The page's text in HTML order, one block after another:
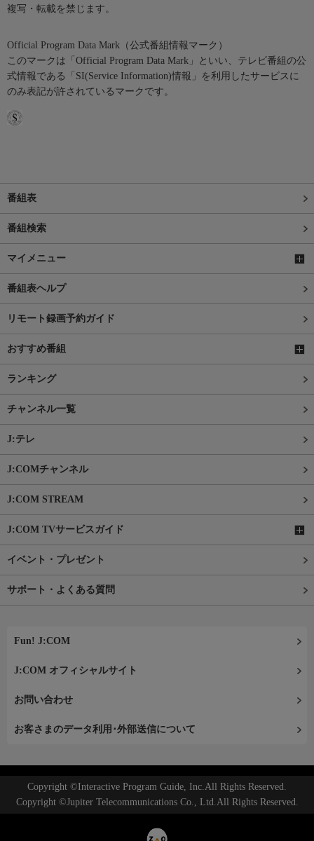
複写・転載を禁じます。
Official Program Data Mark（公式番組情報マーク）
このマークは「Official Program Data Mark」といい、テレビ番組の公
式情報である「SI(Service Information)情報」を利用したサービスに
のみ表記が許されているマークです。
番組表
番組検索
マイメニュー
番組表ヘルプ
リモート録画予約ガイド
おすすめ番組
ランキング
チャンネル一覧
J:テレ
J:COMチャンネル
J:COM STREAM
J:COM TVサービスガイド
イベント・プレゼント
サポート・よくある質問
Fun! J:COM
J:COM オフィシャルサイト
お問い合わせ
お客さまのデータ利用･外部送信について
Copyright ©Interactive Program Guide, Inc.All Rights Reserved.
Copyright ©Jupiter Telecommunications Co., Ltd.All Rights Reserved.